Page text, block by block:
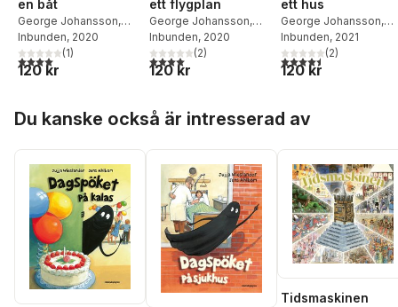
en båt
George Johansson,
Jens Ahlbom
Inbunden, 2020
4,0utav 5 stjärnor. Totalt antal röster:
(1)
120 kr
ett flygplan
George Johansson,
Jens Ahlbom
Inbunden, 2020
4,0utav 5 stjärnor. Totalt antal röster:
(2)
120 kr
ett hus
George Johansson,
Jens Ahlbom
Inbunden, 2021
4,5utav 5 stjärnor.
(2)
120 kr
Du kanske också är intresserad av
Tidsmaskinen